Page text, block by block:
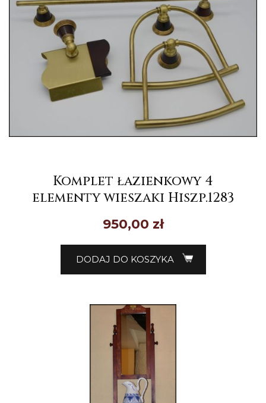
Komplet łazienkowy 4
elementy wieszaki Hiszp.1283
950,00 zł
DODAJ DO KOSZYKA